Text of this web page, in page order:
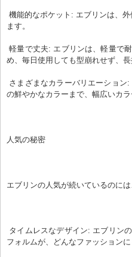
機能的なポケット: エブリンは、外側に2つの大きなポケットがあり、小物を簡単に整理でき
ます。
軽量で丈夫: エブリンは、軽量で耐久性に優れたキャンバス素材を使用しています。そのた
め、毎日使用しても型崩れせず、長
の鮮やかなカラーまで、幅広いカ
人気の秘密
エブリンの人気が続いているのに
フォルムが、どんなファッションに